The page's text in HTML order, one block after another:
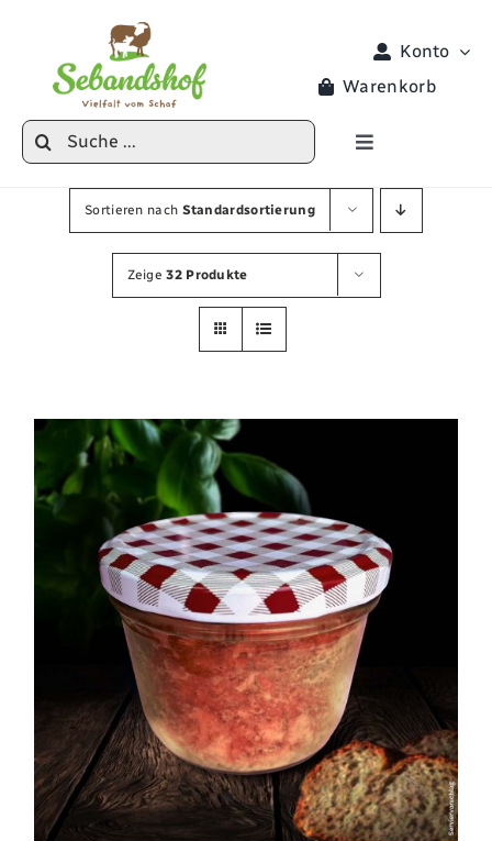
springen
Konto
Warenkorb
Suche
nach:
Toggle
Produkte
Veranstaltungen
Hofladen
Locke Lotta
Landwirtschaft
Newsletter
Kontakt
Shop
Sortieren nach Standardsortierung
Zeige32 Produkte